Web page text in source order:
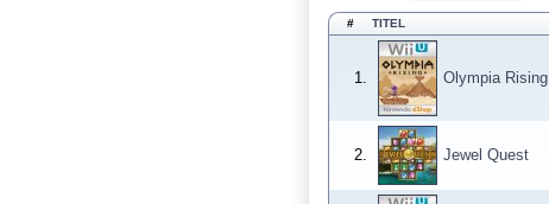
# TITEL
1. Olympia Rising
2. Jewel Quest